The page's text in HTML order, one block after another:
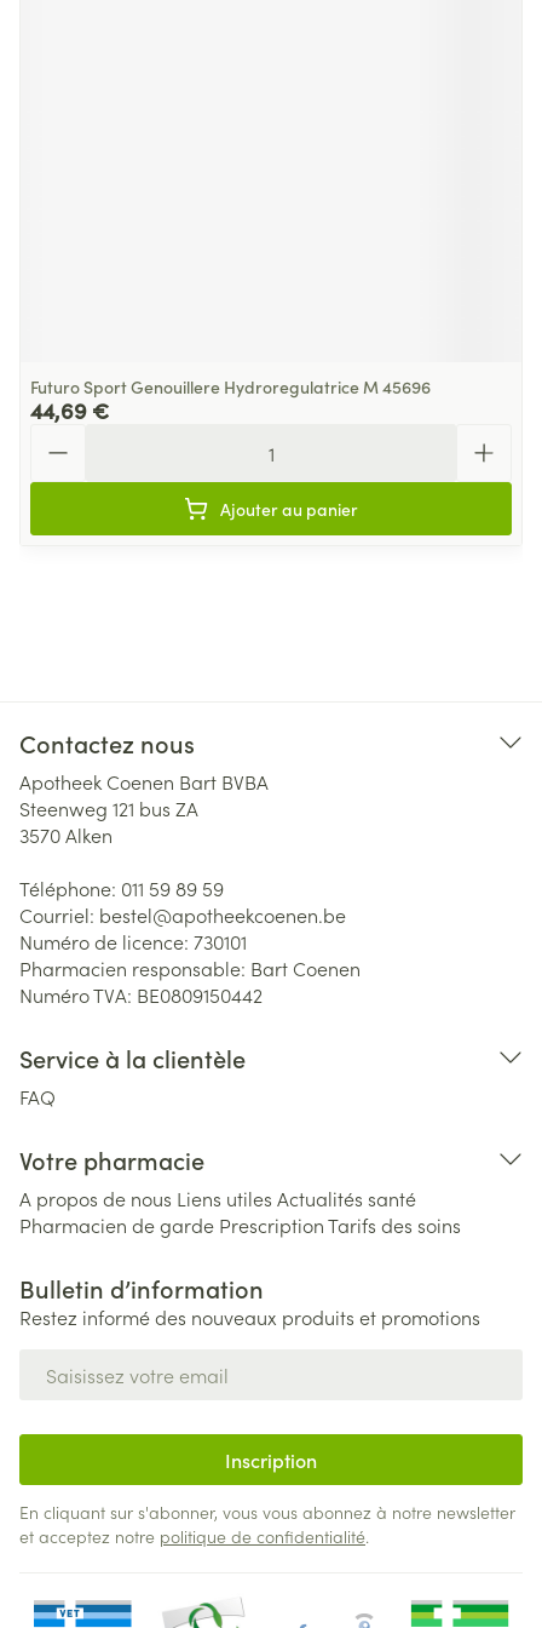
Futuro Sport Genouillere Hydroregulatrice M 45696
44,69 €
Ajouter au panier
Contactez nous
Apotheek Coenen Bart BVBA
Steenweg 121 bus ZA
3570Alken
Téléphone: 011 59 89 59
Courriel: bestel@apotheekcoenen.be
Numéro de licence: 730101
Pharmacien responsable: Bart Coenen
Numéro TVA: BE0809150442
Service à la clientèle
FAQ
Votre pharmacie
A propos de nous Liens utiles Actualités santé
Pharmacien de garde PrescriptionTarifs des soins
Bulletin d’information
Restez informé des nouveaux produits et promotions
Inscription
En cliquant sur s'abonner, vous vous abonnez à notre newsletter
et acceptez notre politique de confidentialité.